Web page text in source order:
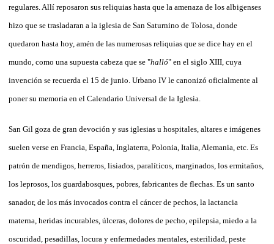
regulares. Allí reposaron sus reliquias hasta que la amenaza de los albigenses
hizo que se trasladaran a la iglesia de San Saturnino de Tolosa, donde
quedaron hasta hoy, amén de las numerosas reliquias que se dice hay en el
mundo, como una supuesta cabeza que se "halló" en el siglo XIII, cuya
invención se recuerda el 15 de junio. Urbano IV le canonizó oficialmente al
poner su memoria en el Calendario Universal de la Iglesia.
San Gil goza de gran devoción y sus iglesias u hospitales, altares e imágenes
suelen verse en Francia, España, Inglaterra, Polonia, Italia, Alemania, etc. Es
patrón de mendigos, herreros, lisiados, paralíticos, marginados, los ermitaños,
los leprosos, los guardabosques, pobres, fabricantes de flechas. Es un santo
sanador, de los más invocados contra el cáncer de pechos, la lactancia
materna, heridas incurables, úlceras, dolores de pecho, epilepsia, miedo a la
oscuridad, pesadillas, locura y enfermedades mentales, esterilidad, peste